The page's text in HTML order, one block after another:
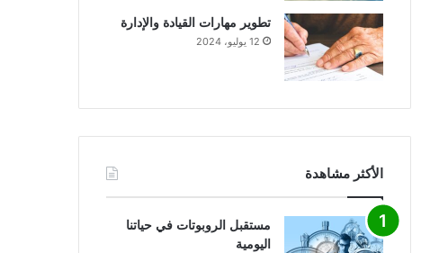
تطوير مهارات القيادة والإدارة
12 يوليو، 2024
الأكثر مشاهدة
مستقبل الروبوتات في حياتنا
اليومية